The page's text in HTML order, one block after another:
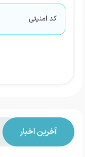
آخرین اخبار